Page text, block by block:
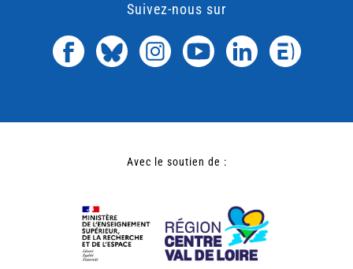
Suivez-nous sur
Avec le soutien de :